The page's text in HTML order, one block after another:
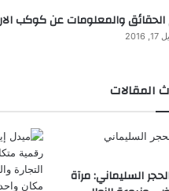
والمعلومات عن كوكب
2016
المقالات
السليماني: مرآة